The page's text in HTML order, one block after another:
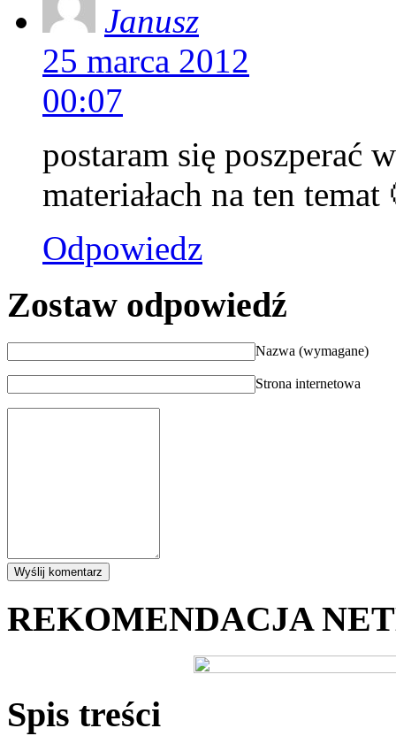
Janusz
25 marca 2012
00:07
postaram się poszperać
materiałach na ten temat
Odpowiedz
Zostaw odpowiedź
Nazwa (wymagane)
Strona internetowa
REKOMENDACJA
Spis treści